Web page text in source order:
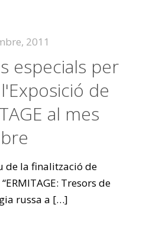
2011
especials per
de
al mes
de la finalització de
Tresors de
russa a […]